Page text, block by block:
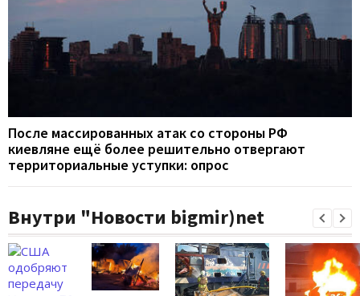
После массированных атак со стороны РФ
киевляне ещё более решительно отвергают
территориальные уступки: опрос
Внутри "Новости bigmir)net